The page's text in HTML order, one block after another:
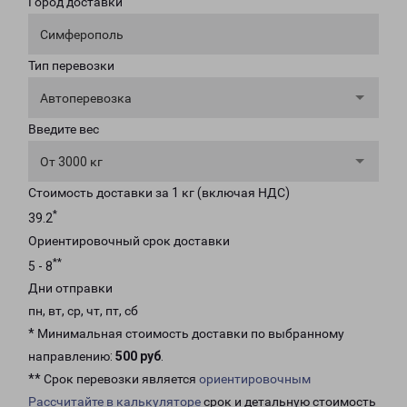
Симферополь
Тип перевозки
Автоперевозка
Введите вес
От 3000 кг
Стоимость доставки за 1 кг (включая НДС)
39.2*
Ориентировочный срок доставки
5 - 8**
Дни отправки
пн, вт, ср, чт, пт, сб
* Минимальная стоимость доставки по выбранному
направлению: 500 руб.
** Срок перевозки является ориентировочным
Рассчитайте в калькуляторесрок и детальную стоимость